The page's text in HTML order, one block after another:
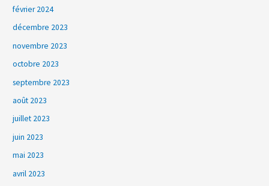
février 2024
décembre 2023
novembre 2023
octobre 2023
septembre 2023
août 2023
juillet 2023
juin 2023
mai 2023
avril 2023